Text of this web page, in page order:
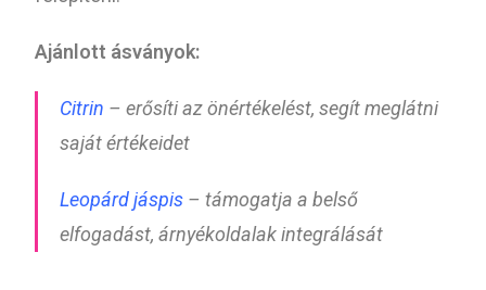
Ajánlott ásványok:
Citrin – erősíti az önértékelést, segít meglátni
saját értékeidet
Leopárd jáspis – támogatja a belső
elfogadást, árnyékoldalak integrálását